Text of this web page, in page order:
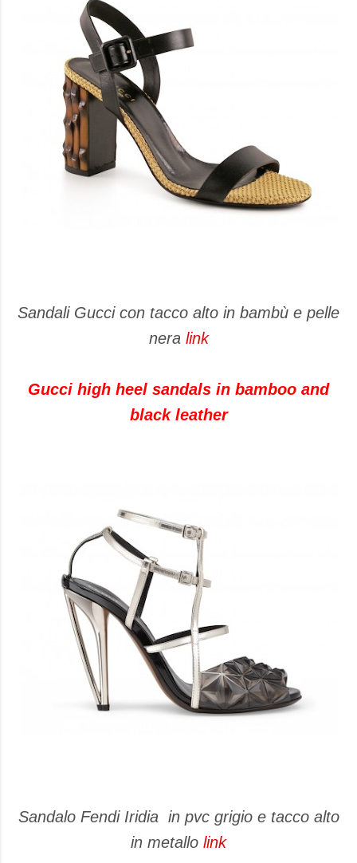
Sandali Gucci con tacco alto in bambù e pelle
nera link
Gucci high heel sandals in bamboo and
black leather
Sandalo Fendi Iridia in pvc grigio e tacco alto
in metallo link